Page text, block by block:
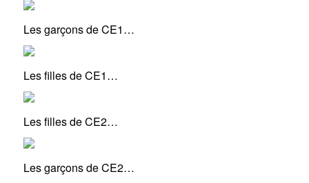
Les garçons de CE1…
Les filles de CE1…
Les filles de CE2…
Les garçons de CE2…